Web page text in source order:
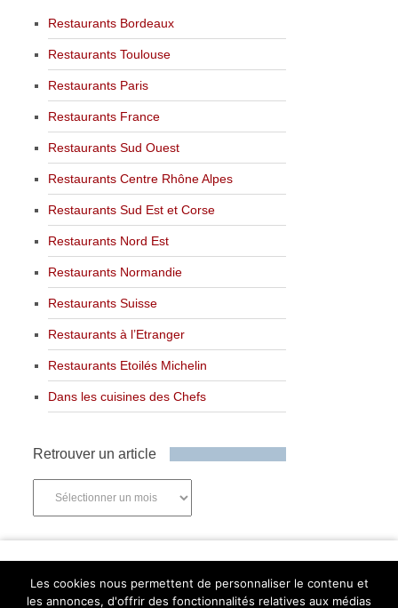
Restaurants Bordeaux
Restaurants Toulouse
Restaurants Paris
Restaurants France
Restaurants Sud Ouest
Restaurants Centre Rhône Alpes
Restaurants Sud Est et Corse
Restaurants Nord Est
Restaurants Normandie
Restaurants Suisse
Restaurants à l’Etranger
Restaurants Etoilés Michelin
Dans les cuisines des Chefs
Retrouver un article
Les cookies nous permettent de personnaliser le contenu et
les annonces, d'offrir des fonctionnalités relatives aux médias